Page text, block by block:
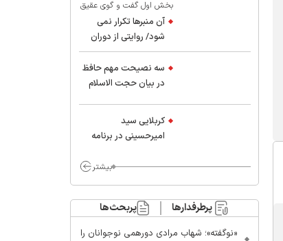
شهادت ایشان شگفت
زده شد
بخش اول گفت و گوی عقیق
با استاد حسین انصاریان:
آن منبرها تکرار نمی
شود/ روایتی از دوران
کودکی و نوجوانی این
واعظ بزرگ و نویسنده و
پژوهشگر جهان اسلام
سه نصیحت مهم حافظ
در بیان حجت الاسلام
کربلایی سید
امیر‌حسینی در برنامه
محسن چاوشی چه
مراقب ماست/ مردم
دهن تفرقه افکنان بزنند
بیشتر
پرطرفدارها پربحث‌ها
«نوگفته»؛ شهاب مرادی دورهمی نوجوانان را